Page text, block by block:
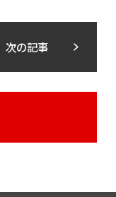
次の記事